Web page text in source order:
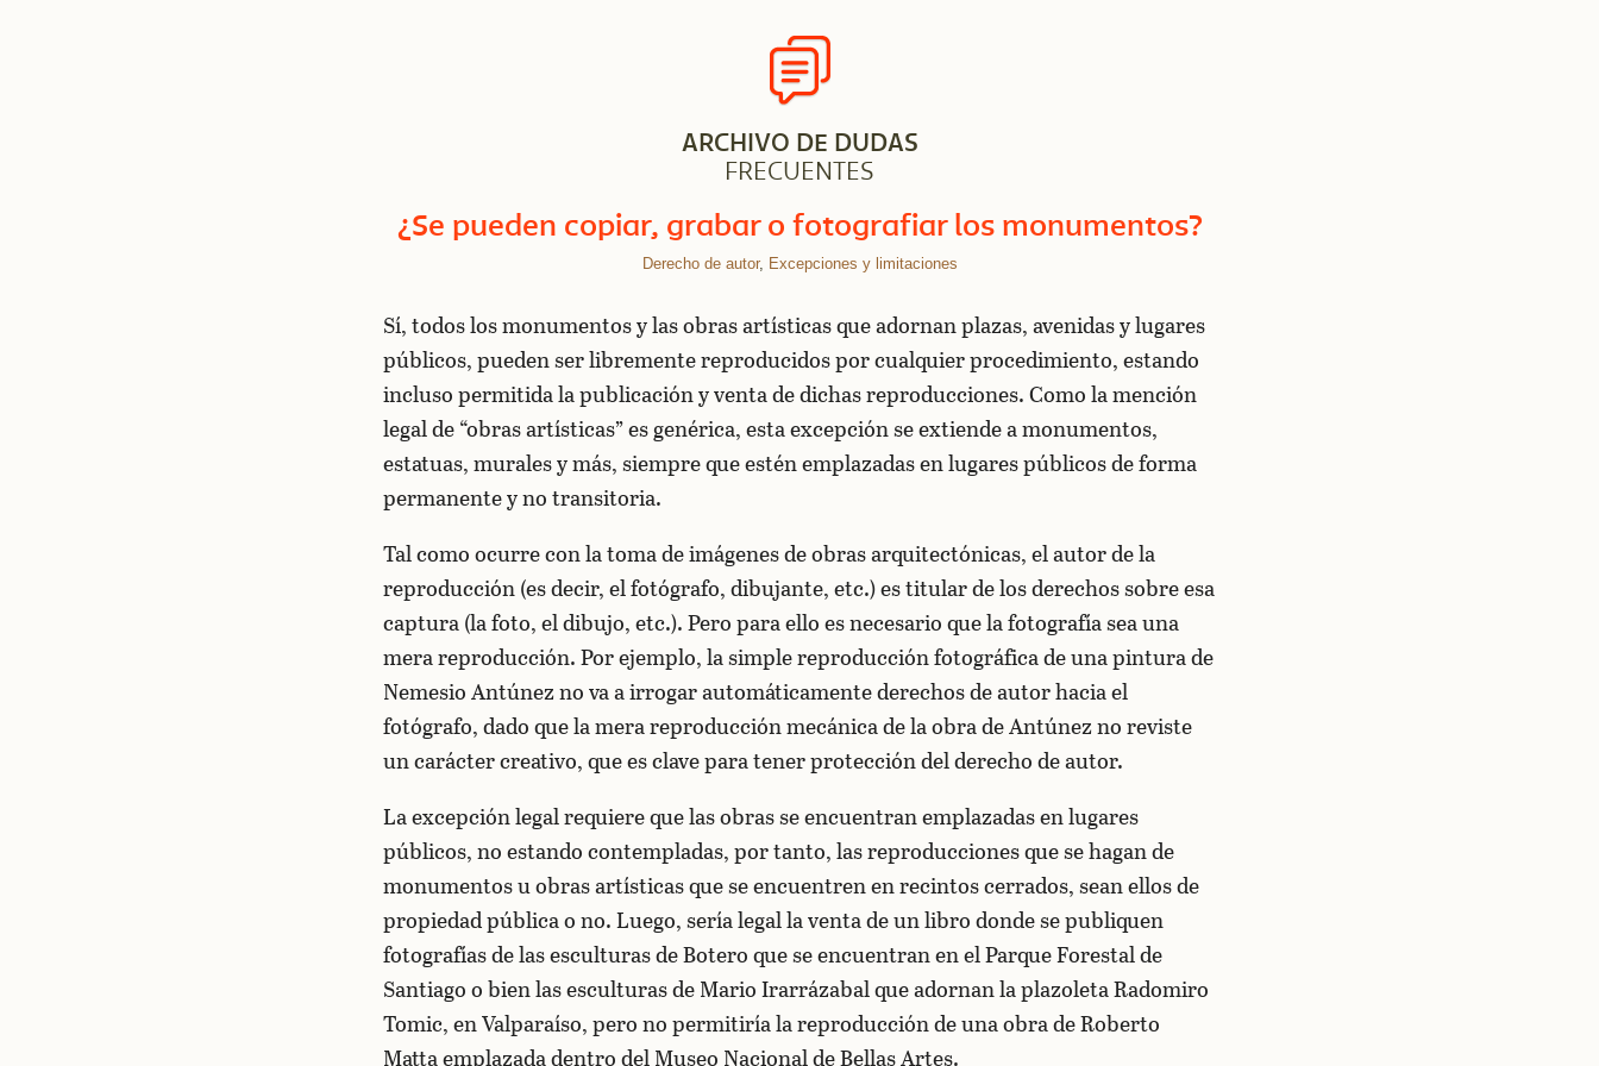
ARCHIVO DE DUDAS
FRECUENTES
¿Se pueden copiar, grabar o fotografiar los monumentos?
Derecho de autor, Excepciones y limitaciones
Sí, todos los monumentos y las obras artísticas que adornan plazas, avenidas y lugares
públicos, pueden ser libremente reproducidos por cualquier procedimiento, estando
incluso permitida la publicación y venta de dichas reproducciones. Como la mención
legal de “obras artísticas” es genérica, esta excepción se extiende a monumentos,
estatuas, murales y más, siempre que estén emplazadas en lugares públicos de forma
permanente y no transitoria.
Tal como ocurre con la toma de imágenes de obras arquitectónicas, el autor de la
reproducción (es decir, el fotógrafo, dibujante, etc.) es titular de los derechos sobre esa
captura (la foto, el dibujo, etc.). Pero para ello es necesario que la fotografía sea una
mera reproducción. Por ejemplo, la simple reproducción fotográfica de una pintura de
Nemesio Antúnez no va a irrogar automáticamente derechos de autor hacia el
fotógrafo, dado que la mera reproducción mecánica de la obra de Antúnez no reviste
un carácter creativo, que es clave para tener protección del derecho de autor.
La excepción legal requiere que las obras se encuentran emplazadas en lugares
públicos, no estando contempladas, por tanto, las reproducciones que se hagan de
monumentos u obras artísticas que se encuentren en recintos cerrados, sean ellos de
propiedad pública o no. Luego, sería legal la venta de un libro donde se publiquen
fotografías de las esculturas de Botero que se encuentran en el Parque Forestal de
Santiago o bien las esculturas de Mario Irarrázabal que adornan la plazoleta Radomiro
Tomic, en Valparaíso, pero no permitiría la reproducción de una obra de Roberto
Matta emplazada dentro del Museo Nacional de Bellas Artes.